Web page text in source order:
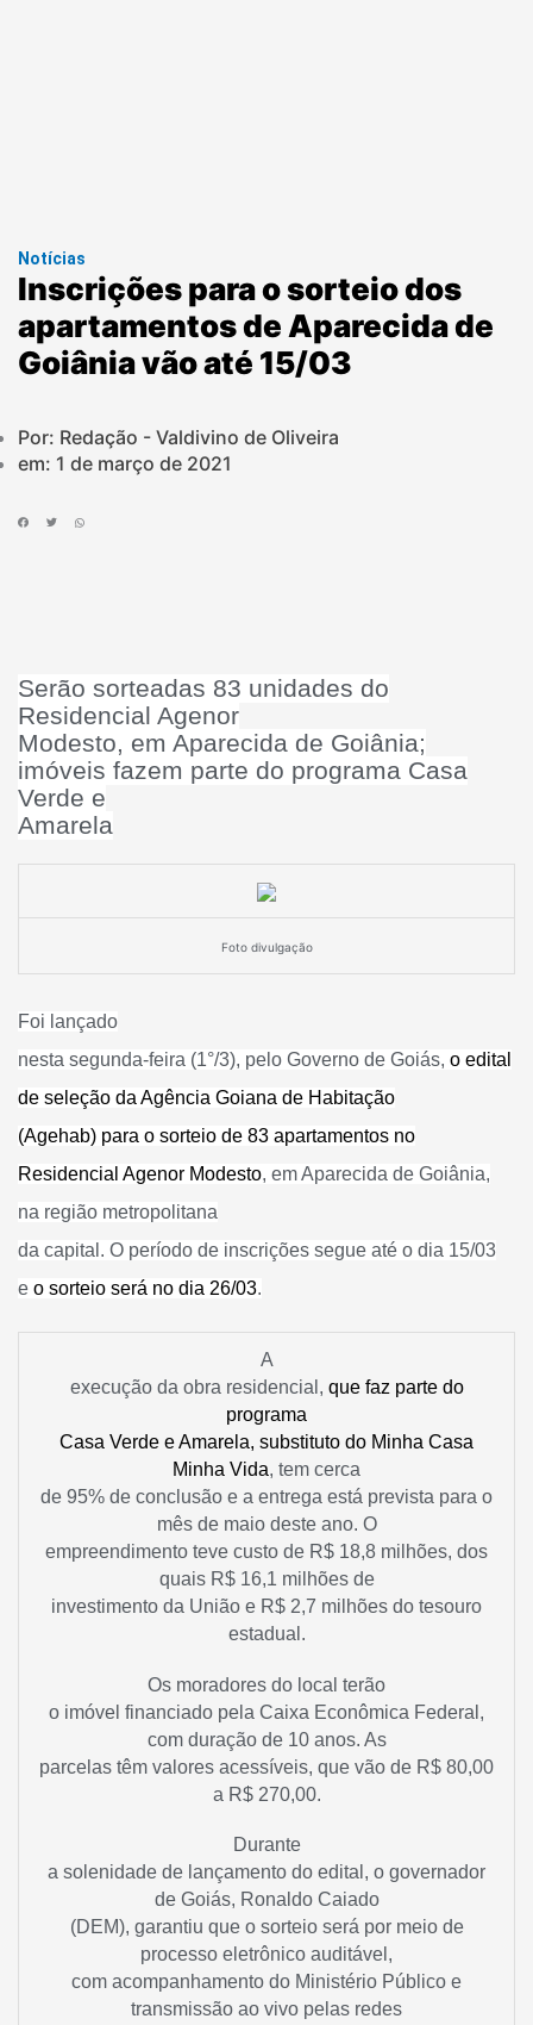
Notícias
Inscrições para o sorteio dos
apartamentos de Aparecida de
Goiânia vão até 15/03
Por: Redação - Valdivino de Oliveira
em: 1 de março de 2021
Serão sorteadas 83 unidades do
Residencial Agenor
Modesto, em Aparecida de Goiânia;
imóveis fazem parte do programa Casa
Verde e
Amarela
Foto divulgação
Foi lançado
nesta segunda-feira (1°/3), pelo Governo de Goiás, o edital
de seleção da Agência Goiana de Habitação
(Agehab) para o sorteio de 83 apartamentos no
Residencial Agenor Modesto, em Aparecida de Goiânia,
na região metropolitana
da capital. O período de inscrições segue até o dia 15/03
e o sorteio será no dia 26/03.
A
execução da obra residencial, que faz parte do
programa
Casa Verde e Amarela, substituto do Minha Casa
Minha Vida, tem cerca
de 95% de conclusão e a entrega está prevista para o
mês de maio deste ano. O
empreendimento teve custo de R$ 18,8 milhões, dos
quais R$ 16,1 milhões de
investimento da União e R$ 2,7 milhões do tesouro
estadual.
Os moradores do local terão
o imóvel financiado pela Caixa Econômica Federal,
com duração de 10 anos. As
parcelas têm valores acessíveis, que vão de R$ 80,00
a R$ 270,00.
Durante
a solenidade de lançamento do edital, o governador
de Goiás, Ronaldo Caiado
(DEM), garantiu que o sorteio será por meio de
processo eletrônico auditável,
com acompanhamento do Ministério Público e
transmissão ao vivo pelas redes